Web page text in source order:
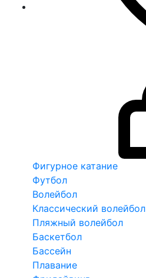
Фигурное катание
Футбол
Волейбол
Классический волейбол
Пляжный волейбол
Баскетбол
Бассейн
Плавание